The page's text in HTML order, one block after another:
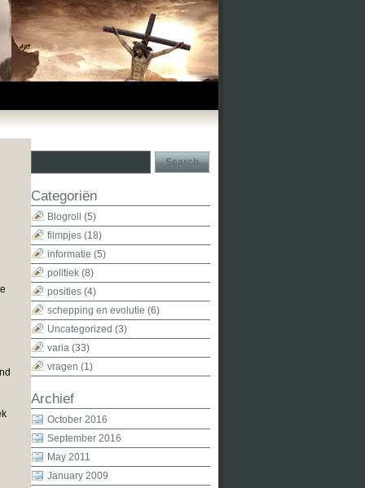
Categoriën
Blogroll
(5)
filmpjes (18)
informatie (5)
politiek (8)
posities (4)
schepping en evolutie (6)
Uncategorized (3)
varia (33)
vragen (1)
Archief
October 2016
September 2016
May 2011
January 2009